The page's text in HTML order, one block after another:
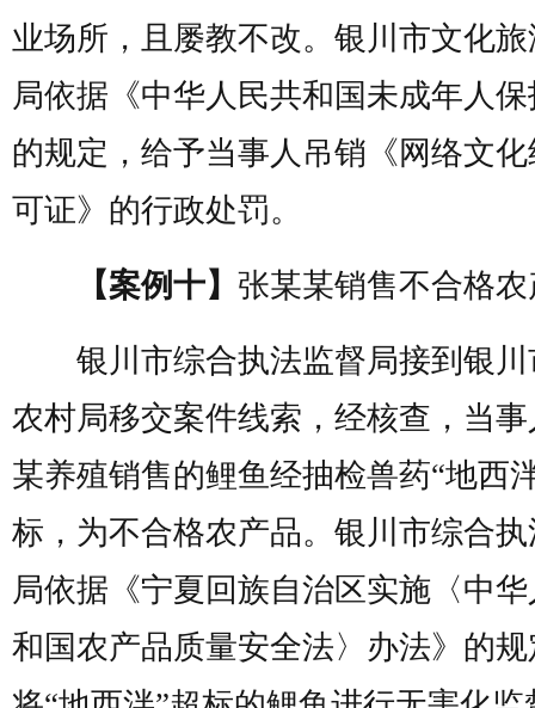
业场所，且屡教不改。银川市文化
局依据《中华人民共和国未成年人
的规定，给予当事人吊销《网络文
可证》的行政处罚。
【案例十】 张某某销售不合格
银川市综合执法监督局接到银川
农村局移交案件线索，经核查，当
某养殖销售的鲤鱼经抽检兽药“地西
标，为不合格农产品。银川市综合
局依据《宁夏回族自治区实施〈中
和国农产品质量安全法〉办法》的